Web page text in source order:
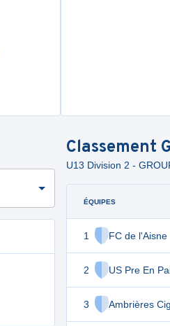
Classement
U13 Division 2 -
ÉQUIPES
1 FC de l'Aisne
2 US Pre En
3 Ambrières